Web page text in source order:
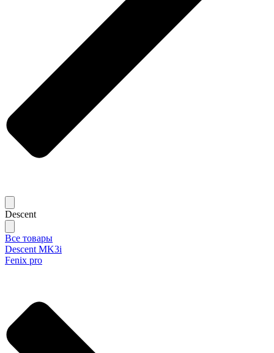
Descent
Все товары
Descent MK3i
Fenix pro